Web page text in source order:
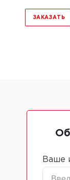
ЗАКАЗАТЬ
Ваше